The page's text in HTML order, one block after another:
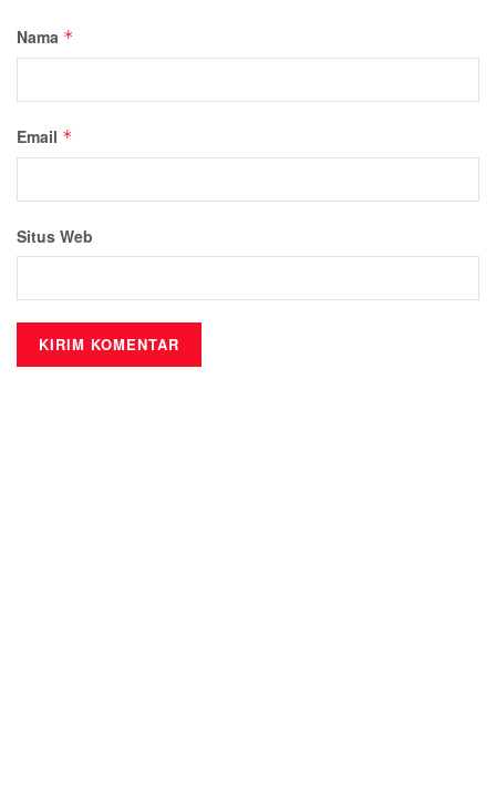
Nama *
Email *
Situs Web